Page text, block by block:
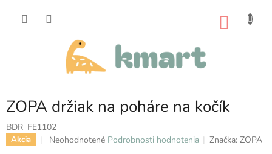
ZOPA držiak na poháre na kočík
BDR_FE1102
Akcia
Priemerné
Neohodnotené Podrobnosti hodnotenia Značka:ZOPA